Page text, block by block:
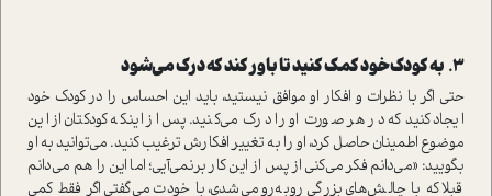
۳. به کودک خود کمک کنید تا باور کند که درک می‌شود
حتی اگر با نظرات و افکار او موافق نیستید، باید این احساس را در کودک خود
ایجاد کنید که در هر صورت او را درک می‌کنید. پس از اینکه کودکتان از این
موضوع اطمینان حاصل کرد، او را به تغییر افکارش ترغیب کنید. می‌توانید به او
بگویید: «می‌دانم فکر می‌کنی از پس از این کار برنمی‌آیی؛ اما این را هم می‌دانم
قبلا که با چالش‌های بزرگی روبه‌رو می‌شدی، با خودت می‌گفتی اگر فقط کمی